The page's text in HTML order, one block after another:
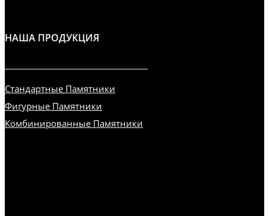
НАША ПРОДУКЦИЯ
Стандартные Памятники
Фигурные Памятники
Комбинированные Памятники